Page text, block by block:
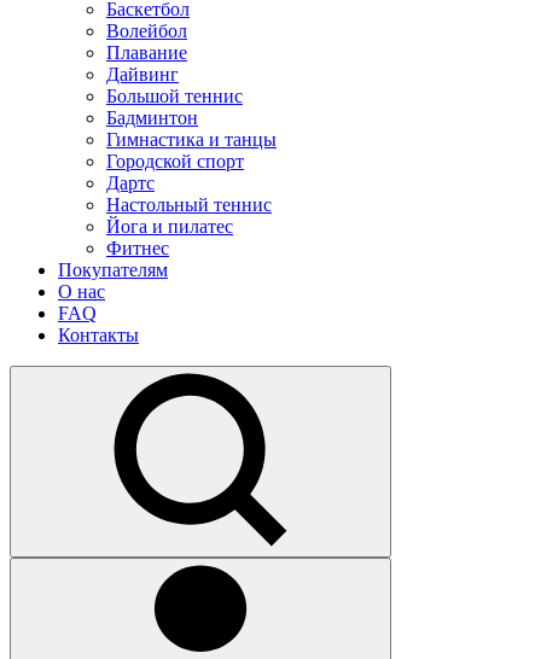
Баскетбол
Волейбол
Плавание
Дайвинг
Большой теннис
Бадминтон
Гимнастика и танцы
Городской спорт
Дартс
Настольный теннис
Йога и пилатес
Фитнес
Покупателям
О нас
FAQ
Контакты